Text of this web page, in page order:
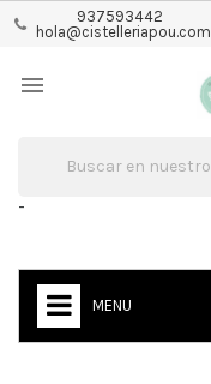
937593442
hola@cistelleriapou.com

-
MENU